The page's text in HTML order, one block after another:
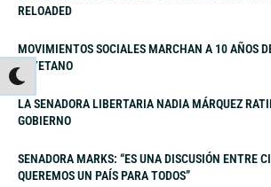
RELOADED
MOVIMIENTOS SOCIALES MARCHAN A 10 AÑOS
CAYETANO
LA SENADORA LIBERTARIA NADIA MÁRQUEZ
GOBIERNO
SENADORA MARKS: “ES UNA DISCUSIÓN ENTRE
QUEREMOS UN PAÍS PARA TODOS”